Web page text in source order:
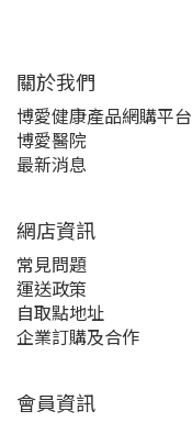
關於我們‎
博愛健康產品網購平台
博愛醫院
最新消息
網店資訊
常見問題
運送政策
自取點地址
企業訂購及合作
會員資訊